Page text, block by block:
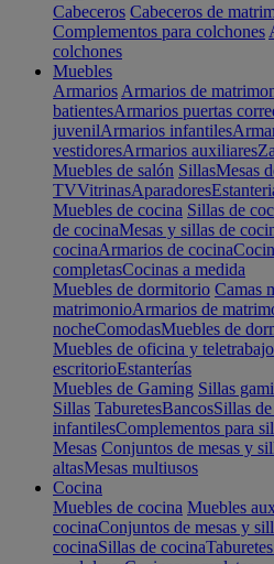
Cabeceros Cabeceros de
Complementos para colchones
colchones
Muebles
Armarios Armarios de
batientesArmarios puertas
juvenilArmarios infantiles
vestidoresArmarios auxiliares
Muebles de salón SillasMesas
TVVitrinasAparadores
Muebles de cocina Sillas de
de cocinaMesas y sillas de
cocinaArmarios de cocina
completasCocinas a medida
Muebles de dormitorio Camas
matrimonioArmarios de
nocheComodasMuebles de
Muebles de oficina y teletrabajo
escritorioEstanterías
Muebles de Gaming Sillas
Sillas TaburetesBancosSillas
infantilesComplementos para
Mesas Conjuntos de mesas y
altasMesas multiusos
Cocina
Muebles de cocina Muebles
cocinaConjuntos de mesas y
cocinaSillas de cocina